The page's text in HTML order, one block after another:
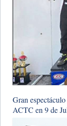
​Gran
ACTC en 9 de